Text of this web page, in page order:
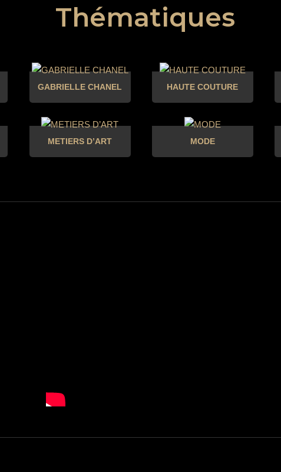
Thématiques
GABRIELLE CHANEL HAUTE COUTURE
METIERS D’ART MODE